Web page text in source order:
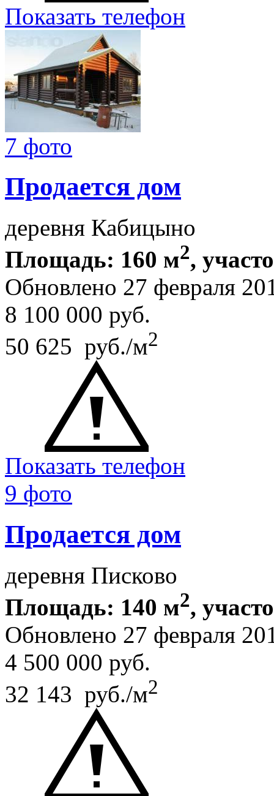
Показать телефон
7 фото
Продается дом
деревня Кабицыно
Площадь: 160 м2,
Обновлено 27 февраля
8 100 000 руб.
50 625 руб./м2
Показать телефон
9 фото
Продается дом
деревня Писково
Площадь: 140 м2,
Обновлено 27 февраля
4 500 000 руб.
32 143 руб./м2